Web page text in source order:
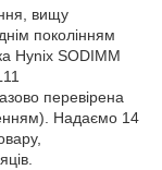
вищу
поколінням
Hynix SODIMM
перевірена
Надаємо 14